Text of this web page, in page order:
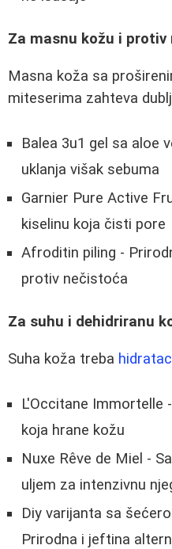
Za masnu kožu i protiv
Masna koža sa
miteserima zahteva
Balea 3u1 gel sa aloe
uklanja višak sebuma
Garnier Pure Active
kiselinu koja čisti pore
Afroditin piling -
protiv nečistoća
Za suhu i dehidriranu
Suha koža treba
L'Occitane Immortelle
koja hrane kožu
Nuxe Rêve de Miel -
uljem za intenzivnu
Diy varijanta sa
Prirodna i jeftina